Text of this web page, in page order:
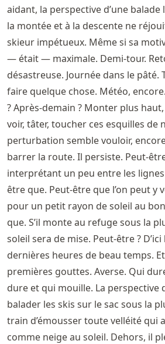
aidant, la perspective d’une balade
la montée et à la descente ne
skieur impétueux. Même si sa
— était — maximale. Demi-tour.
désastreuse. Journée dans le pâté.
faire quelque chose. Météo,
? Après-demain ? Monter plus
voir, tâter, toucher ces esquilles de
perturbation semble vouloir,
barrer la route. Il persiste. Peut-
interprétant un peu entre les
être que. Peut-être que l’on peut y
pour un petit rayon de soleil au
que. S’il monte au refuge sous la
soleil sera de mise. Peut-être ?
dernières heures de beau temps.
premières gouttes. Averse. Qui
dure et qui mouille. La perspective
balader les skis sur le sac sous la
train d’émousser toute velléité qui
comme neige au soleil. Dehors, il